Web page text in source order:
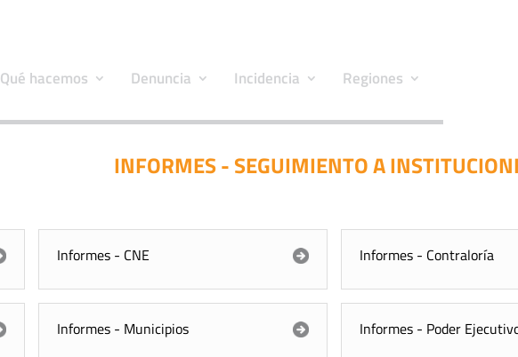
Qué hacemos Denuncia Incidencia Regiones
INFORMES - SEGUIMIENTO A
Informes - CNE Informes - Contraloría
Informes - Municipios Informes - Poder